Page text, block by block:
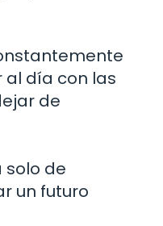
al día con las
de
solo de
un futuro